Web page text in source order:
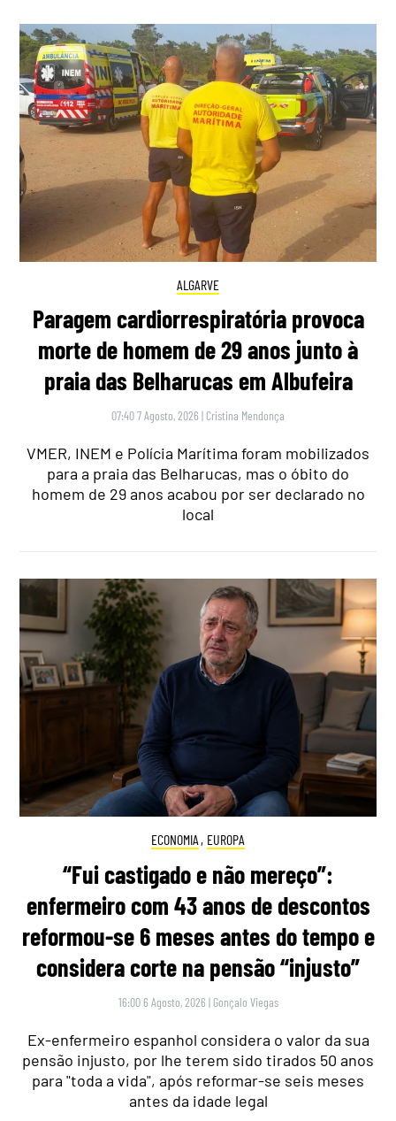
ALGARVE
Paragem cardiorrespiratória provoca
morte de homem de 29 anos junto à
praia das Belharucas em Albufeira
07:40 7 Agosto, 2026 | Cristina Mendonça
VMER, INEM e Polícia Marítima foram mobilizados
para a praia das Belharucas, mas o óbito do
homem de 29 anos acabou por ser declarado no
local
ECONOMIA , EUROPA
“Fui castigado e não mereço”:
enfermeiro com 43 anos de descontos
reformou-se 6 meses antes do tempo e
considera corte na pensão “injusto”
16:00 6 Agosto, 2026 | Gonçalo Viegas
Ex-enfermeiro espanhol considera o valor da sua
pensão injusto, por lhe terem sido tirados 50 anos
para "toda a vida", após reformar-se seis meses
antes da idade legal